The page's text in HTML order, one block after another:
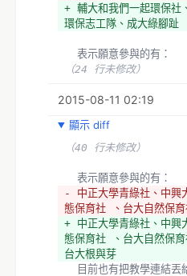
+ 輔大和我們一起環保社
環保志工隊、成大綠腳趾
  表示願意參與的有：
（24 行未修改）
2015-08-11 02:19
顯示 diff
（40 行未修改）
  表示願意參與的有：
- 中正大學青綠社、中興
態保育社 、台大自然保
+ 中正大學青綠社、中興
態保育社 、台大自然保
台大根與芽
目前也有把教學連結丟